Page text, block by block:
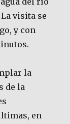
visita se
y con
la
de la
en